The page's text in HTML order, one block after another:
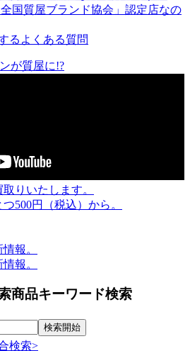
商品キーワード検索
検索>